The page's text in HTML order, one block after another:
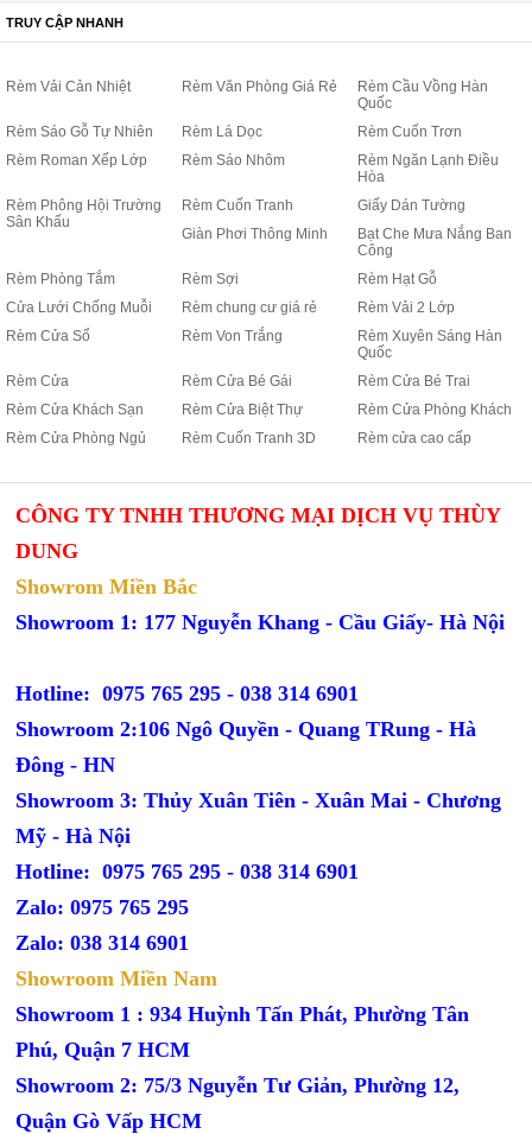
TRUY CẬP NHANH
Rèm Vải Cản Nhiệt Rèm Văn Phòng Giá Rẻ
Rèm Cầu Vồng Hàn
Quốc
Rèm Sáo Gỗ Tự Nhiên
Rèm Lá Dọc
Rèm Cuốn Trơn
Rèm Roman Xếp Lớp
Rèm Sáo Nhôm
Rèm Ngăn Lạnh Điều
Hòa
Rèm Phông Hội Trường
Sân Khấu
Rèm Cuốn Tranh
Giấy Dán Tường
Giàn Phơi Thông Minh
Bạt Che Mưa Nắng Ban
Công
Rèm Phòng Tắm
Rèm Sợi
Rèm Hạt Gỗ
Cửa Lưới Chống Muỗi
Rèm chung cư giá rẻ
Rèm Vải 2 Lớp
Rèm Cửa Sổ
Rèm Von Trắng
Rèm Xuyên Sáng Hàn
Quốc
Rèm Cửa
Rèm Cửa Bé Gái
Rèm Cửa Bé Trai
Rèm Cửa Khách Sạn
Rèm Cửa Biệt Thự
Rèm Cửa Phòng Khách
Rèm Cửa Phòng Ngủ
Rèm Cuốn Tranh 3D Rèm cửa cao cấp
CÔNG TY TNHH THƯƠNG MẠI DỊCH VỤ THÙY
DUNG
Showrom Miền Bắc
Showroom 1: 177 Nguyễn Khang - Cầu Giấy- Hà Nội
Hotline: 0975 765 295 -038 314 6901
Showroom 2:106 Ngô Quyền - Quang TRung - Hà
Đông - HN
Showroom 3: Thủy Xuân Tiên - Xuân Mai - Chương
Mỹ - Hà Nội
Hotline: 0975 765 295 -038 314 6901
Zalo: 0975 765 295
Zalo: 038 314 6901
Showroom Miền Nam
Showroom 1 : 934 Huỳnh Tấn Phát, Phường Tân
Phú, Quận 7 HCM
Showroom 2: 75/3 Nguyễn Tư Giản, Phường 12,
Quận Gò Vấp HCM